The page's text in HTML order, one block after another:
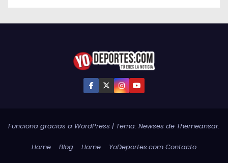
Funciona gracias a WordPress | Tema: Newses de Themeansar.
Home Blog Home YoDeportes.com Contacto